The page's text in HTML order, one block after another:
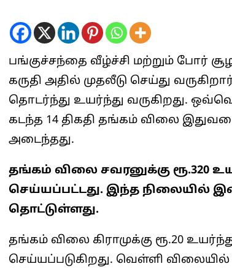
பங்குச்சந்தை வீழ்ச்சி மற்றும் போர்
கருதி அதில் முதலீடு செய்து
தொடர்ந்து உயர்ந்து வருகிறது.
கடந்த 14 திகதி தங்கம் விலை
அடைந்தது.
தங்கம் விலை சவரனுக்கு ரூ.320
செய்யப்பட்டது. இந்த நிலையில்
தொட்டுள்ளது.
தங்கம் விலை கிராமுக்கு ரூ.20
செய்யப்படுகிறது. வெள்ளி விலையில்